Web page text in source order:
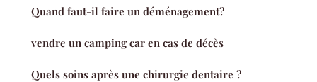
Quand faut-il faire un déménagement?
vendre un camping car en cas de décès
Quels soins après une chirurgie dentaire ?